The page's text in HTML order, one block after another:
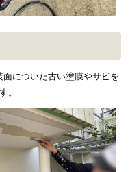
についた古い塗膜やサビを
。